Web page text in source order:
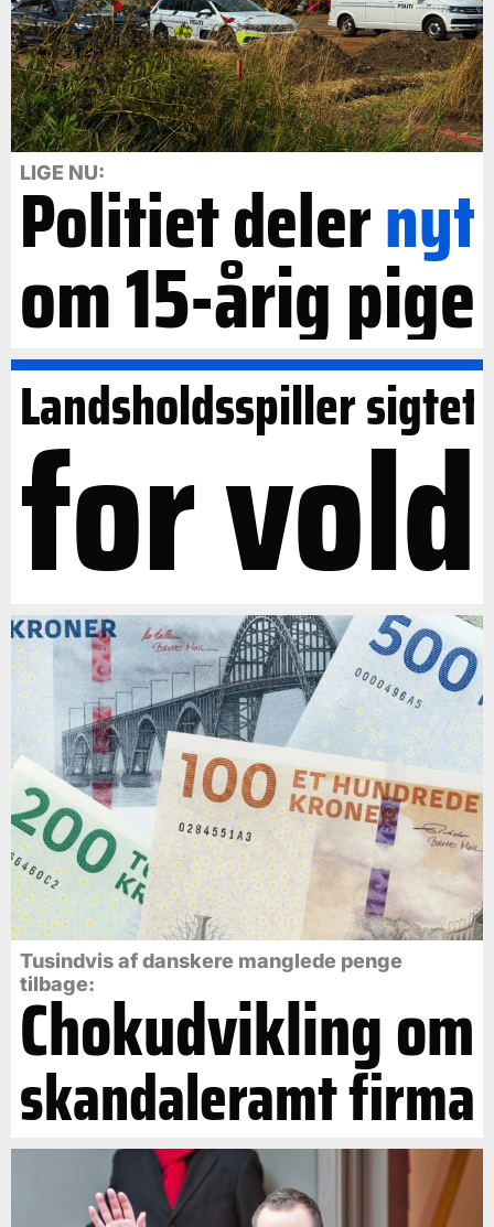
LIGE NU:
Politiet delernyt
om 15-årig pige
Landsholdsspiller sigtet
for vold
Tusindvis af danskere manglede penge
tilbage:
Chokudvikling om
skandaleramt firma